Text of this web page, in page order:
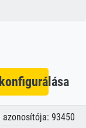
93450